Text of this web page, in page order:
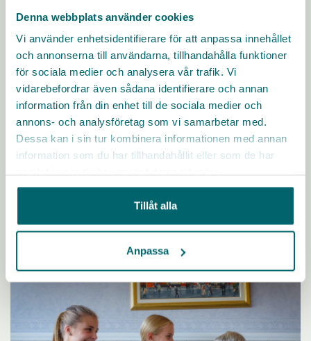
Denna webbplats använder cookies
Vi använder enhetsidentifierare för att anpassa innehållet
och annonserna till användarna, tillhandahålla funktioner
för sociala medier och analysera vår trafik. Vi
vidarebefordrar även sådana identifierare och annan
information från din enhet till de sociala medier och
annons- och analysföretag som vi samarbetar med.
Dessa kan i sin tur kombinera informationen med annan
information som du har tillhandahållit eller som de har
Tillåt alla
Anpassa
Leksands kommun
Äldreomsorgen i Leksands kommun är rätt plats för dig som vill bidra,
utvecklas och trivas. Hos oss får du arbeta med engagerade kollegor
och får förutsättningar att bli ännu bättre inom ditt område.